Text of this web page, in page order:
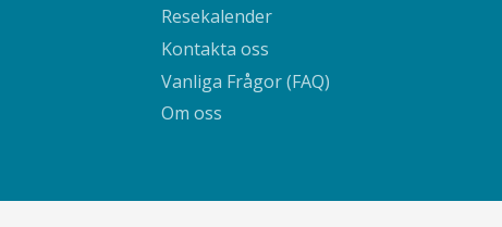
Resekalender
Kontakta oss
Vanliga Frågor (FAQ)
Om oss